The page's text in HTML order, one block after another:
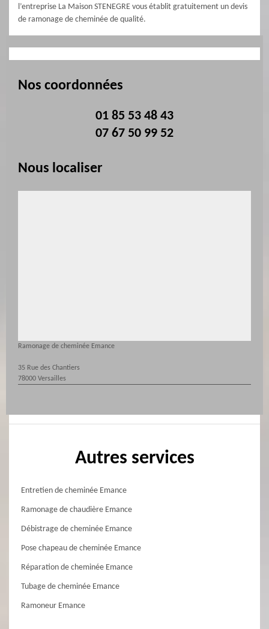
l’entreprise La Maison STENEGRE vous établit gratuitement un devis
de ramonage de cheminée de qualité.
Nos coordonnées
01 85 53 48 43
07 67 50 99 52
Nous localiser
Ramonage de cheminée Emance
35 Rue des Chantiers
78000 Versailles
Autres services
Entretien de cheminée Emance
Ramonage de chaudière Emance
Débistrage de cheminée Emance
Pose chapeau de cheminée Emance
Réparation de cheminée Emance
Tubage de cheminée Emance
Ramoneur Emance